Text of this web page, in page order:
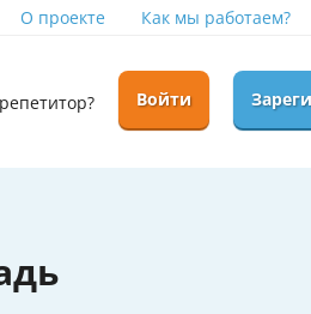
О проекте Как мы работаем?
Войти